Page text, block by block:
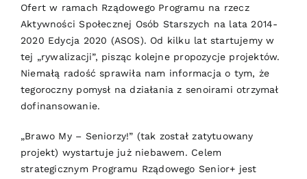
Ofert w ramach Rządowego Programu na rzecz
Aktywności Społecznej Osób Starszych na lata 2014-
2020 Edycja 2020 (ASOS). Od kilku lat startujemy w
tej „rywalizacji”, pisząc kolejne propozycje projektów.
Niemałą radość sprawiła nam informacja o tym, że
tegoroczny pomysł na działania z senoirami otrzymał
dofinansowanie.
„Brawo My – Seniorzy!” (tak został zatytuowany
projekt) wystartuje już niebawem. Celem
strategicznym Programu Rządowego Senior+ jest